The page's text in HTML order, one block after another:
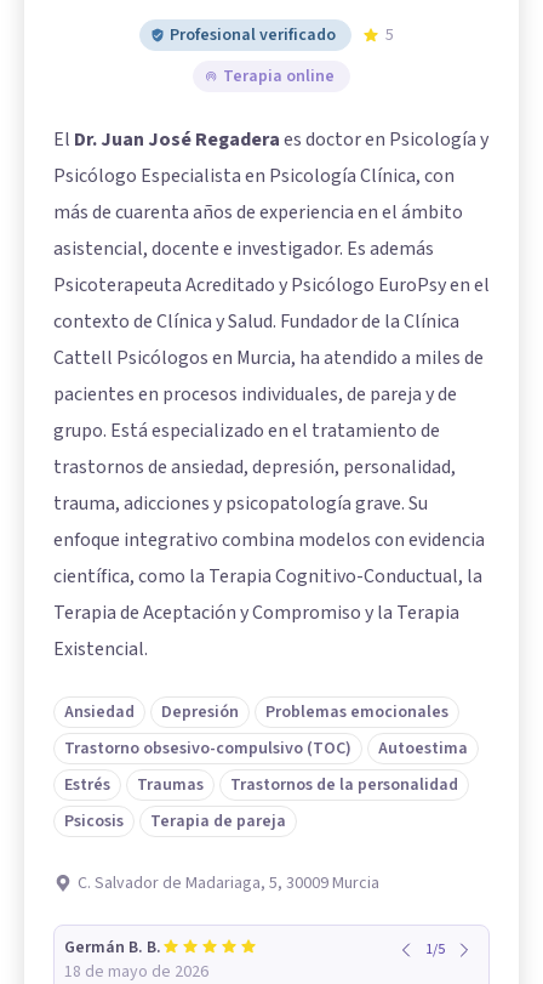
Profesional verificado
5
Terapia online
El Dr. Juan José Regaderaes doctor en Psicología y
Psicólogo Especialista en Psicología Clínica, con
más de cuarenta años de experiencia en el ámbito
asistencial, docente e investigador. Es además
Psicoterapeuta Acreditado y Psicólogo EuroPsy en el
contexto de Clínica y Salud. Fundador de la Clínica
Cattell Psicólogos en Murcia, ha atendido a miles de
pacientes en procesos individuales, de pareja y de
grupo. Está especializado en el tratamiento de
trastornos de ansiedad, depresión, personalidad,
trauma, adicciones y psicopatología grave. Su
enfoque integrativo combina modelos con evidencia
científica, como la Terapia Cognitivo-Conductual, la
Terapia de Aceptación y Compromiso y la Terapia
Existencial.
Ansiedad Depresión
Problemas emocionales
Trastorno obsesivo-compulsivo (TOC)
Autoestima
Estrés
Traumas
Trastornos de la personalidad
Psicosis
Terapia de pareja
C. Salvador de Madariaga, 5, 30009 Murcia
Germán B. B.
18 de mayo de 2026
1/5